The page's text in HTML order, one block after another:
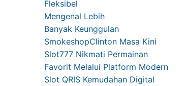
Fleksibel
Mengenal Lebih
Banyak Keunggulan
SmokeshopClinton Masa Kini
Slot777 Nikmati Permainan
Favorit Melalui Platform Modern
Slot QRIS Kemudahan Digital